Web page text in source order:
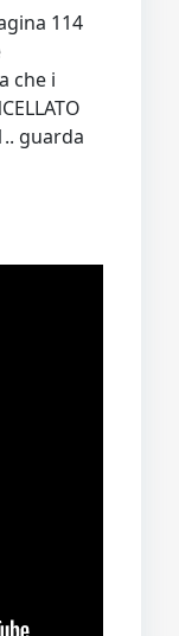
114
che i
guarda